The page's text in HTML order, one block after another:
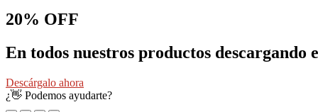
20% OFF
En todos nuestros productos descargando
Descárgalo ahora
¿👋 Podemos ayudarte?